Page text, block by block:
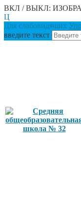
ВКЛ / ВЫКЛ:
Ц
Для слабовидящих
введите текст